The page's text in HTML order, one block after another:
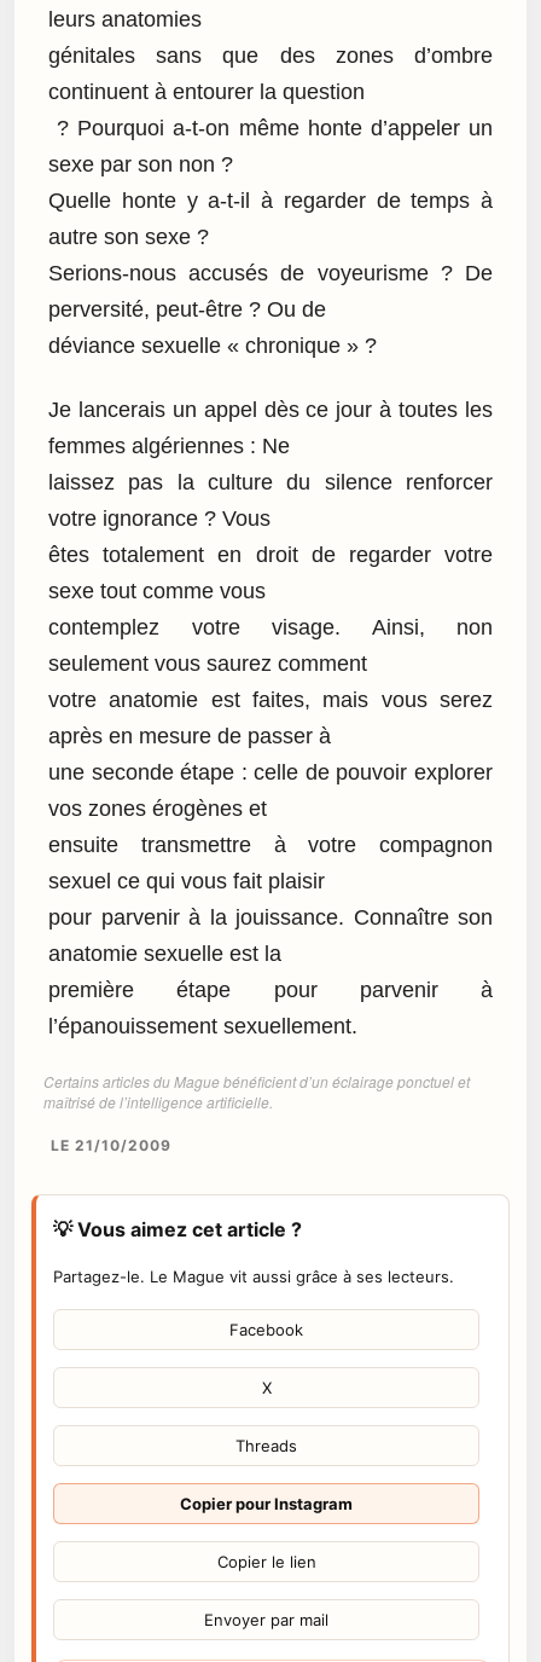
leurs anatomies
génitales sans que des zones d’ombre
continuent à entourer la question
? Pourquoi a-t-on même honte d’appeler un
sexe par son non ?
Quelle honte y a-t-il à regarder de temps à
autre son sexe ?
Serions-nous accusés de voyeurisme ? De
perversité, peut-être ? Ou de
déviance sexuelle « chronique » ?
Je lancerais un appel dès ce jour à toutes les
femmes algériennes : Ne
laissez pas la culture du silence renforcer
votre ignorance ? Vous
êtes totalement en droit de regarder votre
sexe tout comme vous
contemplez votre visage. Ainsi, non
seulement vous saurez comment
votre anatomie est faites, mais vous serez
après en mesure de passer à
une seconde étape : celle de pouvoir explorer
vos zones érogènes et
ensuite transmettre à votre compagnon
sexuel ce qui vous fait plaisir
pour parvenir à la jouissance. Connaître son
anatomie sexuelle est la
première étape pour parvenir à
l’épanouissement sexuellement.
Certains articles du Mague bénéficient d’un éclairage ponctuel et
maîtrisé de l’intelligence artificielle.
LE 21/10/2009
💡 Vous aimez cet article ?
Partagez-le. Le Mague vit aussi grâce à ses lecteurs.
Facebook
X
Threads
Copier pour Instagram
Copier le lien
Envoyer par mail